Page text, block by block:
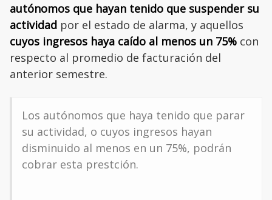
autónomos que hayan tenido que suspender su
actividad por el estado de alarma, y aquellos
cuyos ingresos haya caído al menos un 75% con
respecto al promedio de facturación del
anterior semestre.
Los autónomos que haya tenido que parar
su actividad, o cuyos ingresos hayan
disminuido al menos en un 75%, podrán
cobrar esta prestción.